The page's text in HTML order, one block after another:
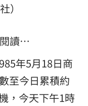
）
讀…
年5月18日商
至今日累積約
，今天下午1時